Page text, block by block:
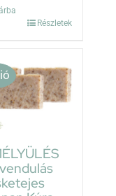
5400 Ft.
5130 Ft.
Részletek